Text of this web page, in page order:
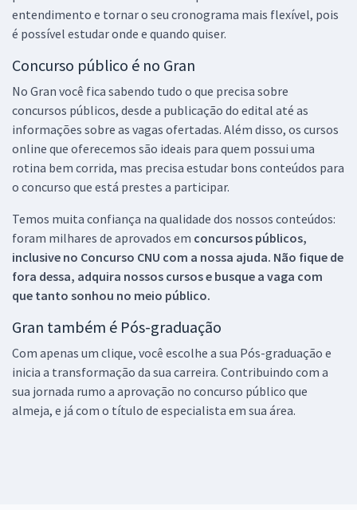
entendimento e tornar o seu cronograma mais flexível, pois
é possível estudar onde e quando quiser.
Concurso público é no Gran
No Gran você fica sabendo tudo o que precisa sobre
concursos públicos, desde a publicação do edital até as
informações sobre as vagas ofertadas. Além disso, os cursos
online que oferecemos são ideais para quem possui uma
rotina bem corrida, mas precisa estudar bons conteúdos para
o concurso que está prestes a participar.
Temos muita confiança na qualidade dos nossos conteúdos:
foram milhares de aprovados em concursos públicos,
inclusive no Concurso CNU com a nossa ajuda. Não fique de
fora dessa, adquira nossos cursos e busque a vaga com
que tanto sonhou no meio público.
Gran também é Pós-graduação
Com apenas um clique, você escolhe a sua Pós-graduação e
inicia a transformação da sua carreira. Contribuindo com a
sua jornada rumo a aprovação no concurso público que
almeja, e já com o título de especialista em sua área.